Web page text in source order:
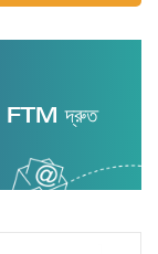
FTM দ্রুত